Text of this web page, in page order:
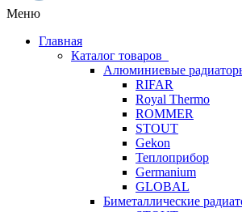
Меню
Главная
Каталог товаров
Алюминиевые
RIFAR
Royal Thermo
ROMMER
STOUT
Gekon
Теплоприбор
Germanium
GLOBAL
Биметаллические